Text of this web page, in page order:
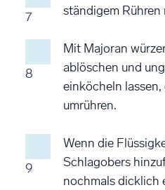
7
ständigem
8
Mit Majoran
ablöschen und
einköcheln
umrühren.
9
Wenn die
Schlagobers
nochmals dicklich